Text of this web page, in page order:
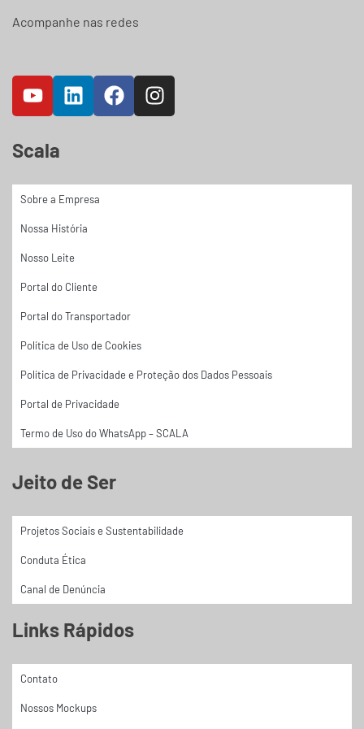
Acompanhe nas redes
Scala
Sobre a Empresa
Nossa História
Nosso Leite
Portal do Cliente
Portal do Transportador
Política de Uso de Cookies
Política de Privacidade e Proteção dos Dados Pessoais
Portal de Privacidade
Termo de Uso do WhatsApp – SCALA
Jeito de Ser
Projetos Sociais e Sustentabilidade
Conduta Ética
Canal de Denúncia
Links Rápidos
Contato
Nossos Mockups